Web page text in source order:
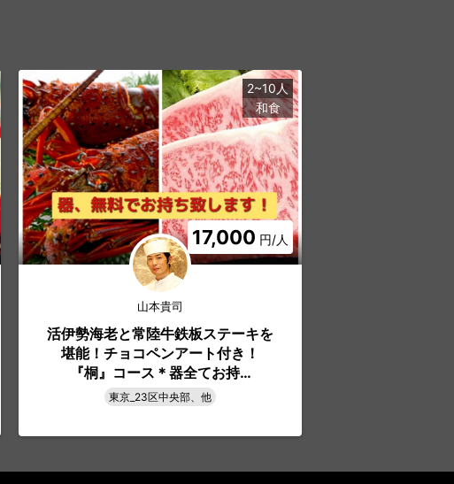
17,000 円/人
2~10人
和食
山本貴司
活伊勢海老と常陸牛鉄板ステーキを
堪能！チョコペンアート付き！
『桐』コース＊器全てお持…
東京_23区中央部、他